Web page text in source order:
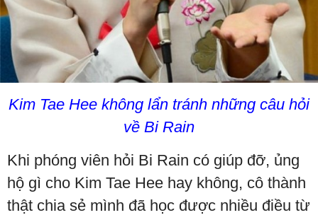
Kim Tae Hee không lẩn tránh những câu hỏi
về Bi Rain
Khi phóng viên hỏi Bi Rain có giúp đỡ, ủng
hộ gì cho Kim Tae Hee hay không, cô thành
thật chia sẻ mình đã học được nhiều điều từ